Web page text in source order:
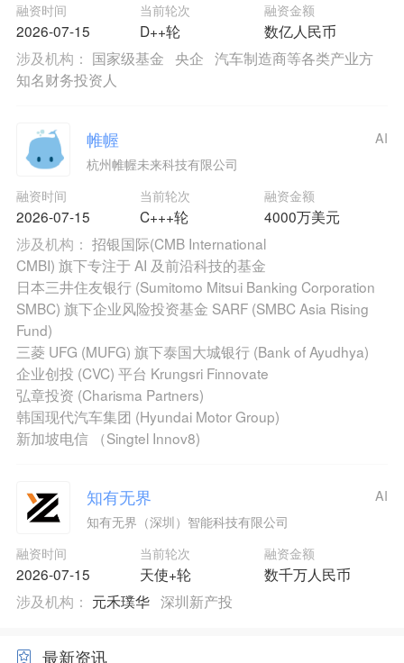
融资时间
2026-07-15
当前轮次
D++轮
融资金额
数亿人民币
涉及机构： 国家级基金 央企 汽车制造商等各类产业方
知名财务投资人
帷幄
杭州帷幄未来科技有限公司
融资时间
2026-07-15
当前轮次
C+++轮
融资金额
4000万美元
AI
涉及机构： 招银国际(CMB International
CMBI) 旗下专注于 AI 及前沿科技的基金
日本三井住友银行 (Sumitomo Mitsui Banking Corporation
SMBC) 旗下企业风险投资基金 SARF (SMBC Asia Rising
Fund)
三菱 UFG (MUFG) 旗下泰国大城银行 (Bank of Ayudhya)
企业创投 (CVC) 平台 Krungsri Finnovate
弘章投资 (Charisma Partners)
韩国现代汽车集团 (Hyundai Motor Group)
新加坡电信 （Singtel Innov8)
知有无界
知有无界（深圳）智能科技有限公司
融资时间
2026-07-15
当前轮次
天使+轮
融资金额
数千万人民币
AI
涉及机构： 元禾璞华 深圳新产投
最新资讯